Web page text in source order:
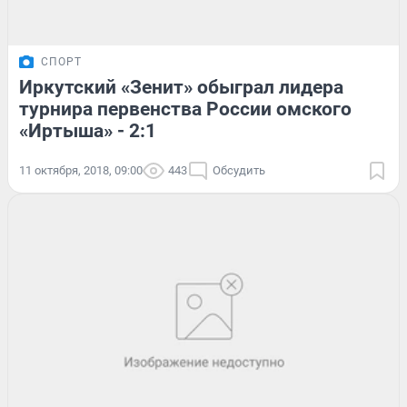
СПОРТ
Иркутский «Зенит» обыграл лидера
турнира первенства России омского
«Иртыша» - 2:1
11 октября, 2018, 09:00 443 Обсудить